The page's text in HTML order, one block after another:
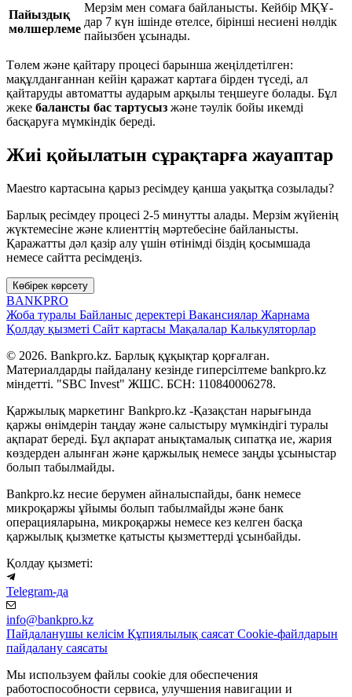
Пайыздық
мөлшерлеме
Мерзім мен сомаға байланысты. Кейбір МҚҰ-
дар 7 күн ішінде өтелсе, бірінші несиені нөлдік
пайызбен ұсынады.
Төлем және қайтару процесі барынша жеңілдетілген:
мақұлданғаннан кейін қаражат картаға бірден түседі, ал
қайтаруды автоматты аударым арқылы теңшеуге болады. Бұл
жеке балансты бас тартусыз және тәулік бойы икемді
басқаруға мүмкіндік береді.
Жиі қойылатын сұрақтарға жауаптар
Maestro картасына қарыз ресімдеу қанша уақытқа созылады?
Барлық ресімдеу процесі 2-5 минутты алады. Мерзім жүйенің
жүктемесіне және клиенттің мәртебесіне байланысты.
Қаражатты дәл қазір алу үшін өтінімді біздің қосымшада
немесе сайтта ресімдеңіз.
Көбірек көрсету
BANKPRO
Жоба туралы Байланыс деректері Вакансиялар Жарнама
Қолдау қызметі Сайт картасы Мақалалар Калькуляторлар
© 2026. Bankpro.kz. Барлық құқықтар қорғалған.
Материалдарды пайдалану кезінде гиперсілтеме bankpro.kz
міндетті. "SBC Invest" ЖШС. БСН: 110840006278.
Қаржылық маркетинг Bankpro.kz -Қазақстан нарығында
қаржы өнімдерін таңдау және салыстыру мүмкіндігі туралы
ақпарат береді. Бұл ақпарат анықтамалық сипатқа ие, жария
көздерден алынған және қаржылық немесе заңды ұсыныстар
болып табылмайды.
Bankpro.kz несие берумен айналыспайды, банк немесе
микроқаржы ұйымы болып табылмайды және банк
операцияларына, микроқаржы немесе кез келген басқа
қаржылық қызметке қатысты қызметтерді ұсынбайды.
Қолдау қызметі:
Telegram-да
info@bankpro.kz
Пайдаланушы келісім Құпиялылық саясат Cookie-файлдарын
пайдалану саясаты
Мы используем файлы cookie для обеспечения
работоспособности сервиса, улучшения навигации и